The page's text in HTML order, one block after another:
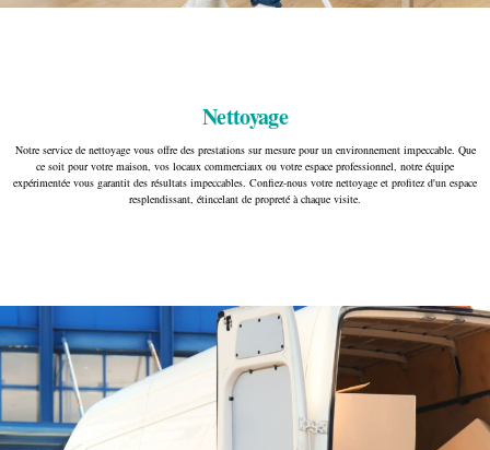
Nettoyage
Notre service de nettoyage vous offre des prestations sur mesure pour un environnement impeccable. Que
ce soit pour votre maison, vos locaux commerciaux ou votre espace professionnel, notre équipe
expérimentée vous garantit des résultats impeccables. Confiez-nous votre nettoyage et profitez d'un espace
resplendissant, étincelant de propreté à chaque visite.